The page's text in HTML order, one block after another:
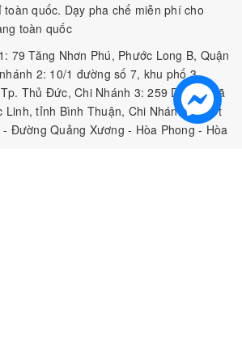
quốc. Dạy pha chế miễn phí cho
toàn quốc
79 Tăng Nhơn Phú, Phước Long B, Quận
2: 10/1 đường số 7, khu phố 3,
Thủ Đức, Chi Nhánh 3: 259 DT766, xã
tỉnh Bình Thuận, Chi Nhánh 4: Kiot
Đường Quảng Xương - Hòa Phong - Hòa